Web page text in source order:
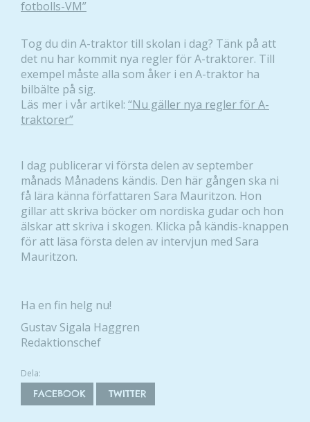
fotbolls-VM”
Tog du din A-traktor till skolan i dag? Tänk på att
det nu har kommit nya regler för A-traktorer. Till
exempel måste alla som åker i en A-traktor ha
bilbälte på sig.
Läs mer i vår artikel: “Nu gäller nya regler för A-
traktorer”
I dag publicerar vi första delen av september
månads Månadens kändis. Den här gången ska ni
få lära känna författaren Sara Mauritzon. Hon
gillar att skriva böcker om nordiska gudar och hon
älskar att skriva i skogen. Klicka på kändis-knappen
för att läsa första delen av intervjun med Sara
Mauritzon.
Ha en fin helg nu!
Gustav Sigala Haggren
Redaktionschef
Dela:
FACEBOOK TWITTER